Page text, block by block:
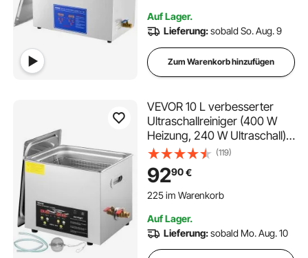
Münzen usw.
5.6K+ Aufrufe Kürzlich
Auf Lager.
Lieferung:sobald So. Aug. 9
Zum Warenkorb hinzufügen
VEVOR 10 L verbesserter
Ultraschallreiniger (400 W
Heizung, 240 W Ultraschall)
Professioneller digitaler
Labor-Ultraschallreiniger mit
Heizungstimer für die
Reinigung von Teilen und
(119)
9290€
225 im Warenkorb
4.0K+ Aufrufe Kürzlich
4.0K+ Aufrufe Kürzlich
Auf Lager.
Lieferung:sobald Mo. Aug. 10